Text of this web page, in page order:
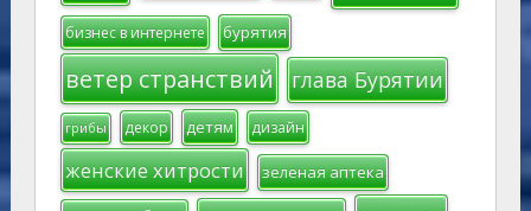
бизнес в интернете бурятия
ветер странствий глава Бурятии
грибы декор детям дизайн
женские хитрости зеленая аптека